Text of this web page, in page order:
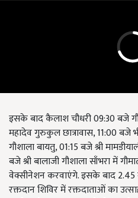
इसके बाद कैलाश चौधरी 09:30 बजे
महादेव गुरुकुल छात्रावास, 11:00 बजे
गौशाला बायतु, 01:15 बजे श्री
बजे श्री बालाजी गौशाला साँभरा में
वेक्सीनेशन करवाएंगे. इसके बाद 2.45
रक्तदान शिविर में रक्तदाताओं का